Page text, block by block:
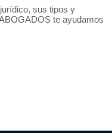
sus tipos y
te ayudamos